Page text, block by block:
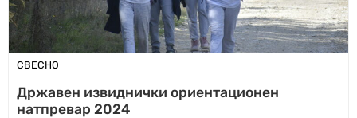
СВЕСНО
Државен извиднички ориентационен
натпревар 2024